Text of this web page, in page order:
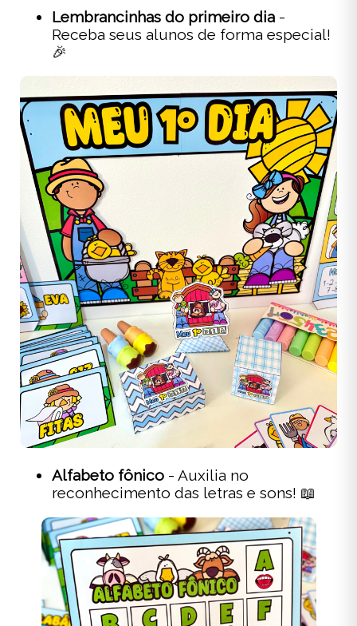
Lembrancinhas do primeiro dia -
Receba seus alunos de forma especial!
🎉
Alfabeto fônico - Auxilia no
reconhecimento das letras e sons! 📖